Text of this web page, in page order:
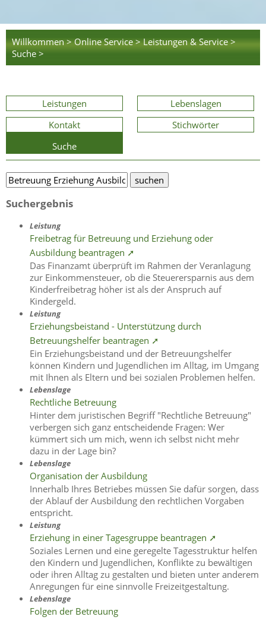
Willkommen > Online Service > Leistungen & Service >
Suche >
Leistungen
Lebenslagen
Kontakt
Stichwörter
Suche
Suchergebnis
Leistung
Freibetrag für Betreuung und Erziehung oder
Ausbildung beantragen ➚
Das Finanzamt überprüft im Rahmen der Veranlagung
zur Einkommensteuer, ob die Steuerersparnis aus dem
Kinderfreibetrag höher ist als der Anspruch auf
Kindergeld.
Leistung
Erziehungsbeistand - Unterstützung durch
Betreuungshelfer beantragen ➚
Ein Erziehungsbeistand und der Betreuungshelfer
können Kindern und Jugendlichen im Alltag, im Umgang
mit Ihnen als Eltern und bei sozialen Problemen helfen.
Lebenslage
Rechtliche Betreuung
Hinter dem juristischen Begriff "Rechtliche Betreuung"
verbergen sich ganz entscheidende Fragen: Wer
kümmert sich um mich, wenn ich selbst nicht mehr
dazu in der Lage bin?
Lebenslage
Organisation der Ausbildung
Innerhalb Ihres Betriebes müssen Sie dafür sorgen, dass
der Ablauf der Ausbildung den rechtlichen Vorgaben
entspricht.
Leistung
Erziehung in einer Tagesgruppe beantragen ➚
Soziales Lernen und eine geregelte Tagesstruktur helfen
den Kindern und Jugendlichen, Konflikte zu bewältigen
oder ihren Alltag zu gestalten und bieten unter anderem
Anregungen für eine sinnvolle Freizeitgestaltung.
Lebenslage
Folgen der Betreuung